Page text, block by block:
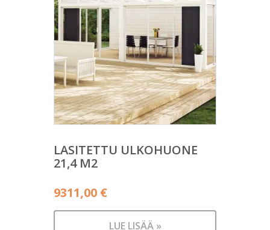
LASITETTU ULKOHUONE
21,4 M2
9311,00 €
LUE LISÄÄ »